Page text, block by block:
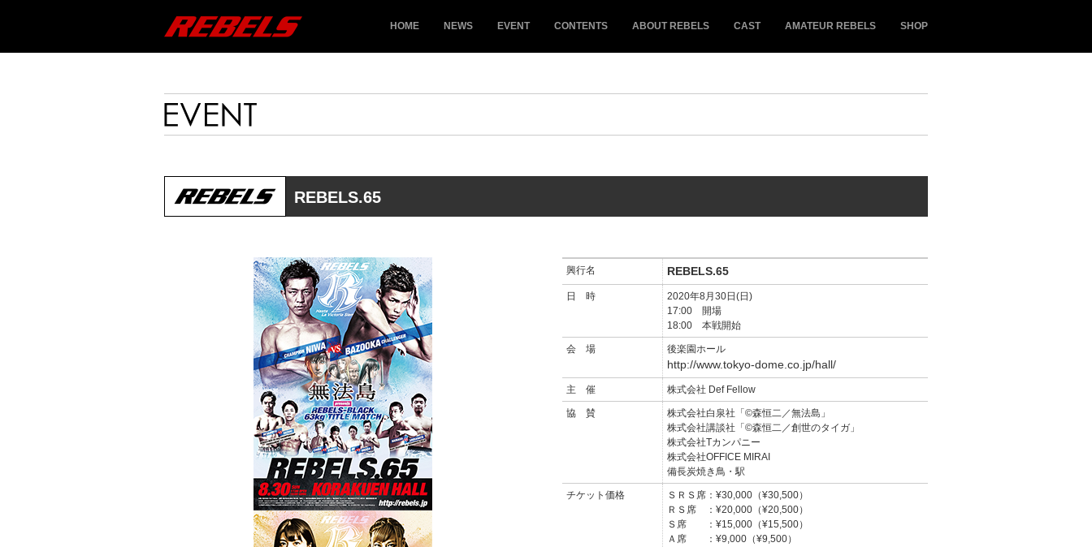
HOME NEWS EVENT CONTENTS ABOUT REBELS CAST AMATEUR REBELS SHOP
REBELS.65
興行名 REBELS.65
日 時
2020年8月30日(日)
17:00 開場
18:00 本戦開始
会 場 後楽園ホール
http://www.tokyo-dome.co.jp/hall/
主 催 株式会社 Def Fellow
協 賛
株式会社白泉社「©森恒二／無法島」
株式会社講談社「©森恒二／創世のタイガ」
株式会社Tカンパニー
株式会社OFFICE MIRAI
備長炭焼き鳥・駅
チケット価格
ＳＲＳ席：¥30,000（¥30,500）
ＲＳ席 ：¥20,000（¥20,500）
Ｓ席 ：¥15,000（¥15,500）
Ａ席 ：¥9,000（¥9,500）